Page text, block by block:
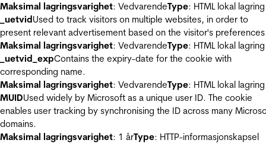
Maksimal lagringsvarighet: VedvarendeType: HTML lokal lagring
_uetvidUsed to track visitors on multiple websites, in order to
present relevant advertisement based on the visitor's
Maksimal lagringsvarighet: VedvarendeType: HTML lokal lagring
_uetvid_expContains the expiry-date for the cookie with
corresponding name.
Maksimal lagringsvarighet: VedvarendeType: HTML lokal lagring
MUIDUsed widely by Microsoft as a unique user ID. The cookie
enables user tracking by synchronising the ID across many
domains.
Maksimal lagringsvarighet: 1 årType: HTTP-informasjonskapsel